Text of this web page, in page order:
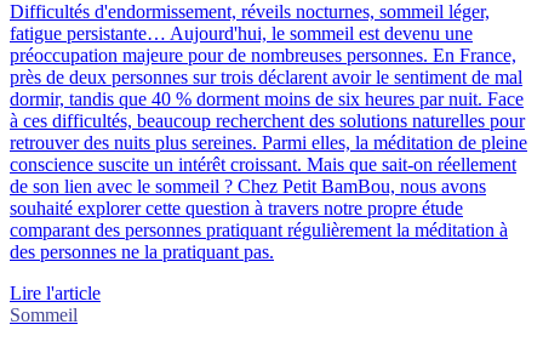
Difficultés d'endormissement, réveils nocturnes, sommeil léger,
fatigue persistante… Aujourd'hui, le sommeil est devenu une
préoccupation majeure pour de nombreuses personnes. En France,
près de deux personnes sur trois déclarent avoir le sentiment de mal
dormir, tandis que 40 % dorment moins de six heures par nuit. Face
à ces difficultés, beaucoup recherchent des solutions naturelles pour
retrouver des nuits plus sereines. Parmi elles, la méditation de pleine
conscience suscite un intérêt croissant. Mais que sait-on réellement
de son lien avec le sommeil ? Chez Petit BamBou, nous avons
souhaité explorer cette question à travers notre propre étude
comparant des personnes pratiquant régulièrement la méditation à
des personnes ne la pratiquant pas.
Lire l'article
Sommeil